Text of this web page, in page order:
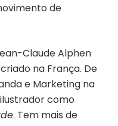
de
Claude Alphen
na França. De
e Marketing na
como
. Tem mais de